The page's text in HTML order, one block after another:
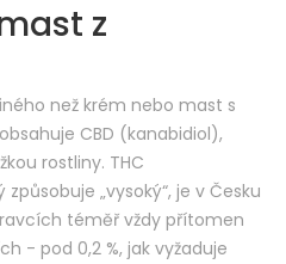
z
než krém nebo mast s
CBD (kanabidiol),
rostliny. THC
„vysoký“, je v Česku
téměř vždy přítomen
- pod 0,2 %, jak vyžaduje